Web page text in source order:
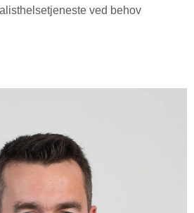
ved behov